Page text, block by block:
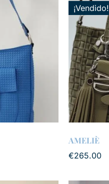
¡Vendido!
AMELIÈ
€265.00